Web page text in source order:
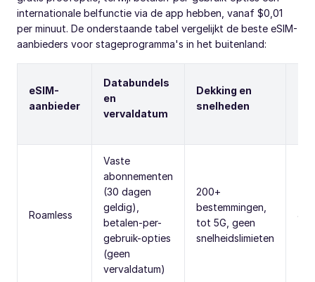
internationale belfunctie via de app hebben, vanaf $0,01
per minuut. De onderstaande tabel vergelijkt de beste eSIM-
aanbieders voor stageprogramma's in het buitenland:
eSIM-
aanbieder
Databundels
en
vervaldatum
Dekking en
snelheden
Roamless
Vaste
abonnementen
(30 dagen
geldig),
betalen-per-
gebruik-opties
(geen
vervaldatum)
200+
bestemmingen,
tot 5G, geen
snelheidslimieten
Ja,